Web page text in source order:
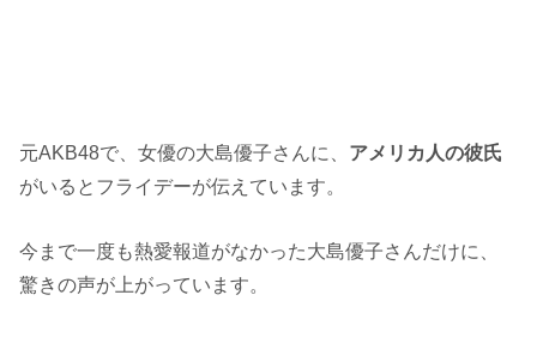
元AKB48で、女優の大島優子さんに、 アメリカ人の彼氏
がいるとフライデーが伝えています。
今まで一度も熱愛報道がなかった大島優子さんだけに、
驚きの声が上がっています。